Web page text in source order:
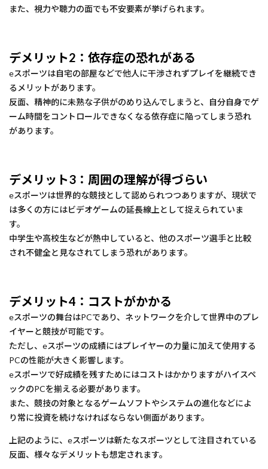
また、視力や聴力の面でも不安要素が挙げられます。
デメリット2：依存症の恐れがある
eスポーツは自宅の部屋などで他人に干渉されずプレイを継続でき
るメリットがあります。
反面、精神的に未熟な子供がのめり込んでしまうと、自分自身でゲ
ーム時間をコントロールできなくなる依存症に陥ってしまう恐れ
があります。
デメリット3：周囲の理解が得づらい
eスポーツは世界的な競技として認められつつありますが、現状で
は多くの方にはビデオゲームの延長線上として捉えられていま
す。
中学生や高校生などが熱中していると、他のスポーツ選手と比較
され不健全と見なされてしまう恐れがあります。
デメリット4：コストがかかる
eスポーツの舞台はPCであり、ネットワークを介して世界中のプレ
イヤーと競技が可能です。
ただし、eスポーツの成績にはプレイヤーの力量に加えて使用する
PCの性能が大きく影響します。
eスポーツで好成績を残すためにはコストはかかりますがハイスペ
ックのPCを揃える必要があります。
また、競技の対象となるゲームソフトやシステムの進化などによ
り常に投資を続けなければならない側面があります。
上記のように、eスポーツは新たなスポーツとして注目されている
反面、様々なデメリットも想定されます。